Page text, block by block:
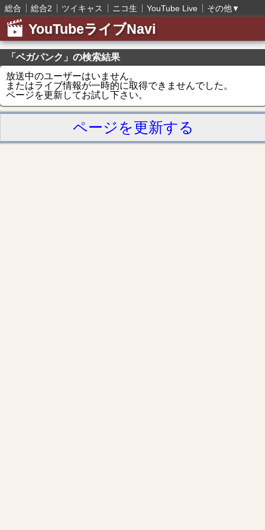
総合 総合2 ツイキャス ニコ生 YouTube Live その他▼
YouTubeライブNavi
「ベガパンク」の検索結果
放送中のユーザーはいません。
またはライブ情報が一時的に取得できませんでした。
ページを更新してお試し下さい。
ページを更新する